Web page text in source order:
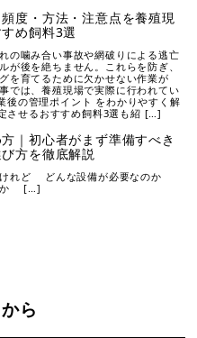
度・方法・注意点を養殖現
め飼料3選
の噛み合い事故や網破りによる逃亡
が後を絶ちません。これらを防ぎ、
を育てるために欠かせない作業が
では、養殖現場で実際に行われてい
後の管理ポイント をわかりやすく解
させるおすすめ飼料3選も紹 […]
｜初心者がまず準備すべき
方を徹底解説
けれど どんな設備が必要なのか
か […]
ら